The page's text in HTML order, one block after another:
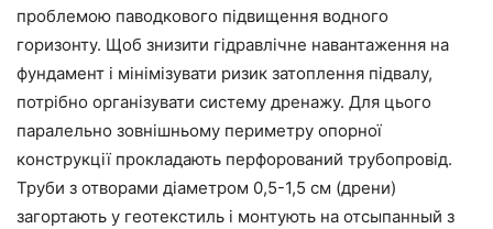
проблемою паводкового підвищення водного
горизонту. Щоб знизити гідравлічне навантаження на
фундамент і мінімізувати ризик затоплення підвалу,
потрібно організувати систему дренажу. Для цього
паралельно зовнішньому периметру опорної
конструкції прокладають перфорований трубопровід.
Труби з отворами діаметром 0,5-1,5 см (дрени)
загортають у геотекстиль і монтують на отсыпанный з